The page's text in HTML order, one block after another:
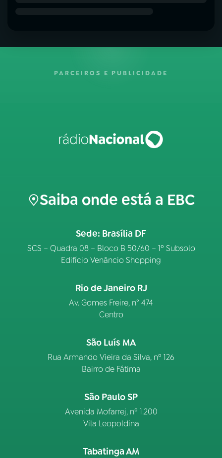
PARCEIROS E PUBLICIDADE
Saiba onde está a EBC
Sede: Brasília DF
SCS – Quadra 08 – Bloco B 50/60 – 1º Subsolo
Edifício Venâncio Shopping
Rio de Janeiro RJ
Av. Gomes Freire, n° 474
Centro
São Luís MA
Rua Armando Vieira da Silva, nº 126
Bairro de Fátima
São Paulo SP
Avenida Mofarrej, nº 1.200
Vila Leopoldina
Tabatinga AM